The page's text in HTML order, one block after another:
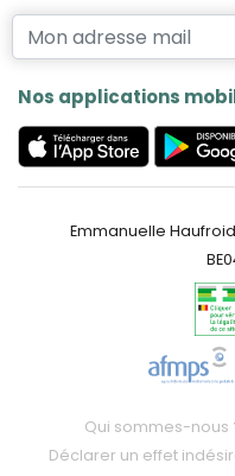
Nos applications
Emmanuelle
Qui sommes-nous
Déclarer un effet